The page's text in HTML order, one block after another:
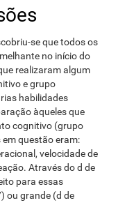
se que todos os
no início do
realizaram algum
e grupo
habilidades
àqueles que
cognitivo (grupo
questão eram:
velocidade de
Através do d de
para essas
ou grande (d de